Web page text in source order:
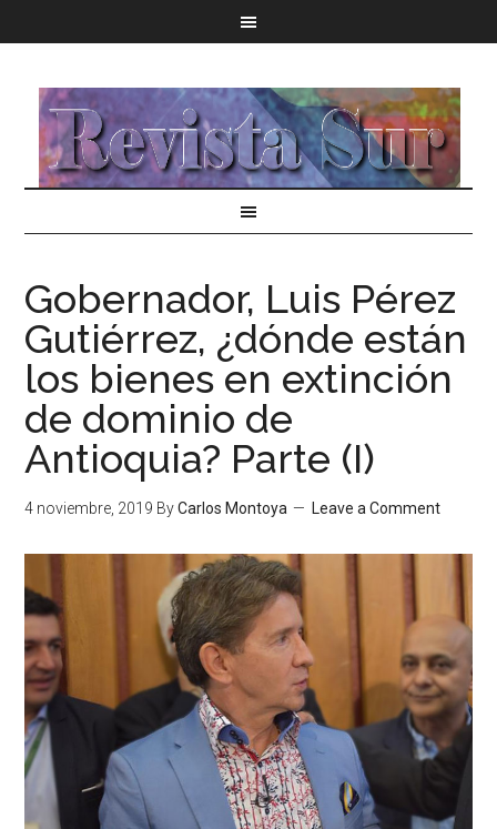
Gobernador, Luis Pérez
Gutiérrez, ¿dónde están
los bienes en extinción
de dominio de
Antioquia? Parte (I)
4 noviembre, 2019 ByCarlos Montoya Leave a Comment